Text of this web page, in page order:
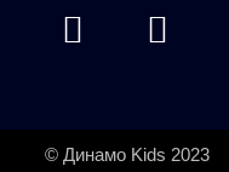
© Динамо Kids 2023